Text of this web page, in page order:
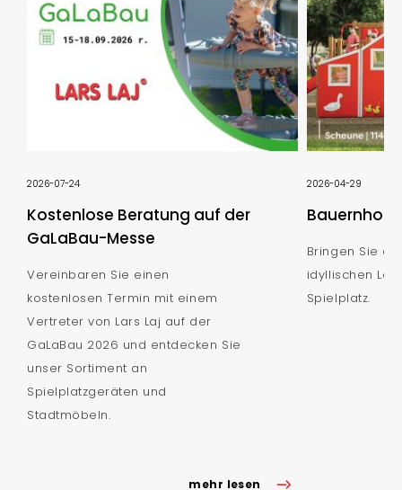
2026-07-24
Kostenlose Beratung auf der
GaLaBau-Messe
Vereinbaren Sie einen
kostenlosen Termin mit einem
Vertreter von Lars Laj auf der
GaLaBau 2026 und entdecken Sie
unser Sortiment an
Spielplatzgeräten und
Stadtmöbeln.
mehr lesen
2026-04-29
Bauernhof
Bringen Sie
idyllischen
Spielplatz.